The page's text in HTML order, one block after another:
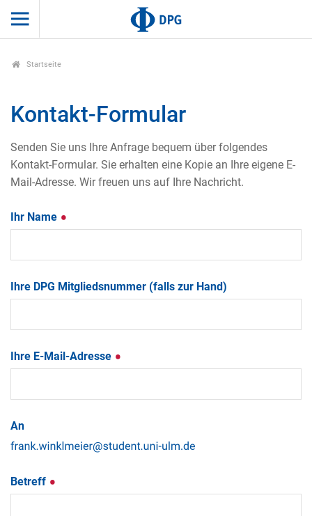
Startseite
Kontakt-Formular
Senden Sie uns Ihre Anfrage bequem über folgendes
Kontakt-Formular. Sie erhalten eine Kopie an Ihre eigene E-
Mail-Adresse. Wir freuen uns auf Ihre Nachricht.
Ihr Name
Ihre DPG Mitgliedsnummer (falls zur Hand)
Ihre E-Mail-Adresse
An
Betreff